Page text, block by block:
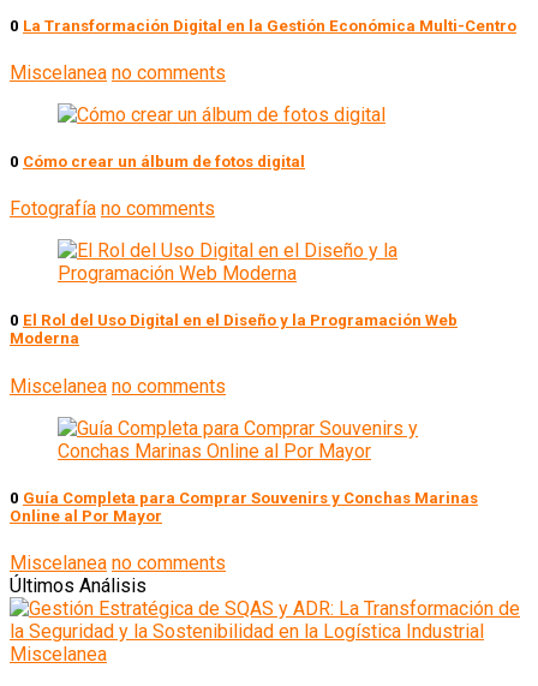
0 La Transformación Digital en la Gestión Económica Multi-Centro
Miscelanea no comments
0 Cómo crear un álbum de fotos digital
Fotografía no comments
0 El Rol del Uso Digital en el Diseño y la Programación Web
Moderna
Miscelanea no comments
0 Guía Completa para Comprar Souvenirs y Conchas Marinas
Online al Por Mayor
Miscelanea no comments
Últimos Análisis
Miscelanea